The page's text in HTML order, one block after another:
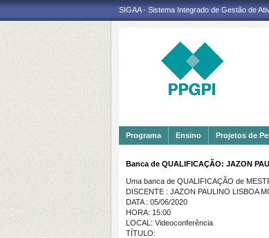
SIGAA - Sistema Integrado de Gestão de
Programa Ensino Projetos de
Banca de QUALIFICAÇÃO: JAZON
Uma banca de QUALIFICAÇÃO de
DISCENTE : JAZON PAULINO LISBOA
DATA : 05/06/2020
HORA: 15:00
LOCAL: Videoconferência
TÍTULO: